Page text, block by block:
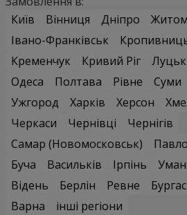
Київ
Вінниця Дніпро
Івано-Франківськ
Кременчук
Кривий Ріг Луцьк
Одеса
Полтава Рівне Суми
Ужгород
Харків Херсон
Черкаси
Чернівці
Чернігів
Самар (Новомосковськ)
Буча
Васильків Ірпінь
Відень
Берлін Ревне Бургас
Варна
інші регіони